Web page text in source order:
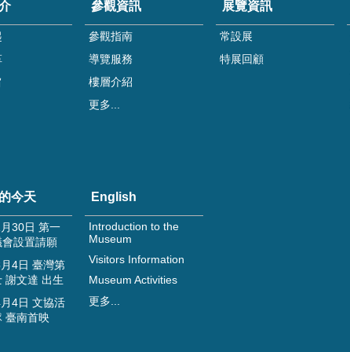
參觀資訊
參觀指南
導覽服務
樓層介紹
更多...
展覽資訊
常設展
特展回顧
今天
30日 第一
設置請願
4日 臺灣第
謝文達 出生
4日 文協活
臺南首映
English
Introduction to the
Museum
Visitors Information
Museum Activities
更多...